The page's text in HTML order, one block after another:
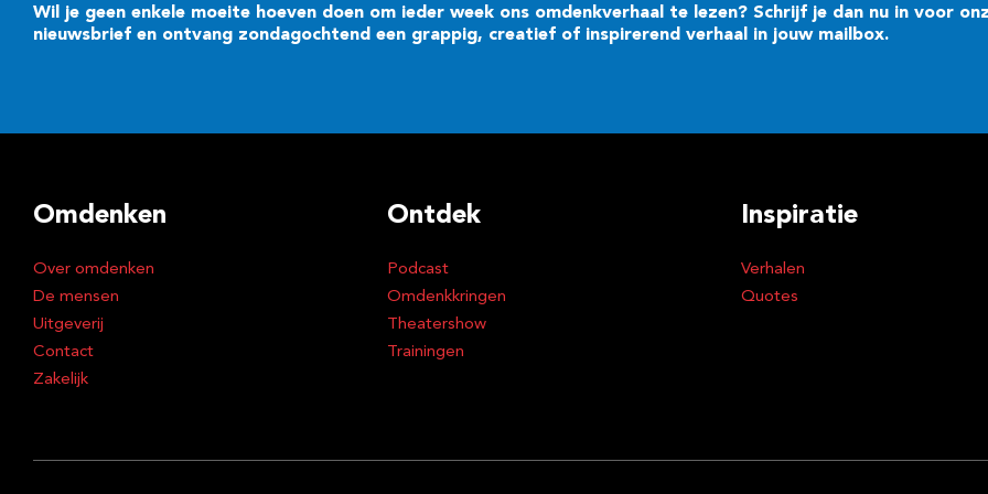
Wil je geen enkele moeite hoeven doen om ieder week ons omdenkverhaal te lezen? Schrijf je dan nu in voor
nieuwsbrief en ontvang zondagochtend een grappig, creatief of inspirerend verhaal in jouw mailbox.
Omdenken
Over omdenken
De mensen
Uitgeverij
Contact
Zakelijk
Ontdek
Podcast
Omdenkkringen
Theatershow
Trainingen
Inspiratie
Verhalen
Quotes